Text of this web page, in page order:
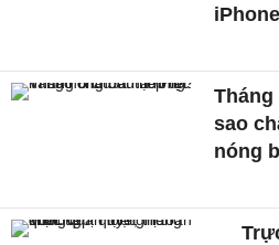
Tháng
sao
nóng